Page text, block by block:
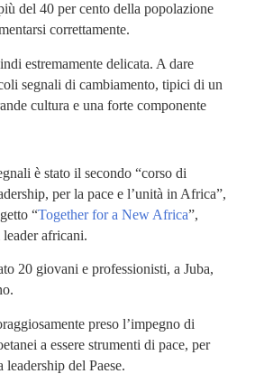
del 40 per cento della popolazione
correttamente.
estremamente delicata. A dare
segnali di cambiamento, tipici di un
cultura e una forte componente
è stato il secondo “corso di
per la pace e l’unità in Africa”,
“Together for a New Africa”,
africani.
20 giovani e professionisti, a Juba,
preso l’impegno di
a essere strumenti di pace, per
del Paese.